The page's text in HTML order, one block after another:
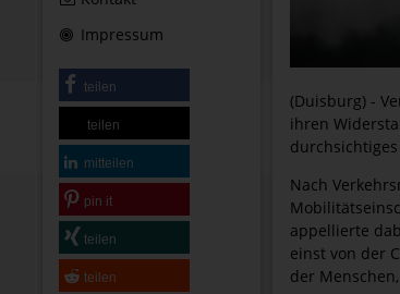
Impressum
teilen
teilen
mitteilen
pin it
teilen
teilen
(Duisburg) -
ihren
Nach
appellierte
einst von der
der